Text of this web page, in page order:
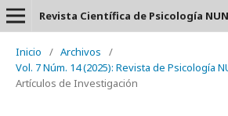
Inicio / Archivos
/
Vol. 7 Núm. 14 (2025): Revista de Psicología
Artículos de Investigación